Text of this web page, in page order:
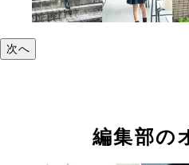
次へ
編集部の